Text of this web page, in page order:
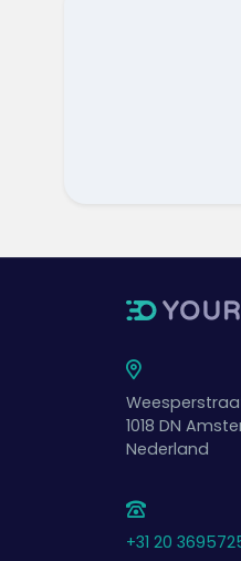
1018 DN
Nederland
+31 20